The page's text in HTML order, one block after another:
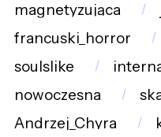
magnetyzująca
francuski_horror
soulslike
nowoczesna
Andrzej_Chyra